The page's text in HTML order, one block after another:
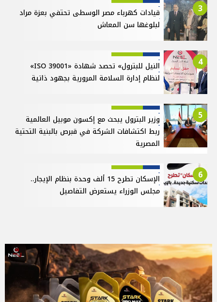
3
قيادات كهرباء مصر الوسطى تحتفي بعزة مراد
لبلوغها سن المعاش
4
النيل للبترول» تحصد شهادة «ISO 39001»
لنظام إدارة السلامة المرورية بجهود ذاتية
5
وزير البترول يبحث مع إكسون موبيل العالمية
ربط اكتشافات الشركة في قبرص بالبنية التحتية
المصرية
6
الإسكان تطرح 15 ألف وحدة بنظام الإيجار..
مجلس الوزراء يستعرض التفاصيل